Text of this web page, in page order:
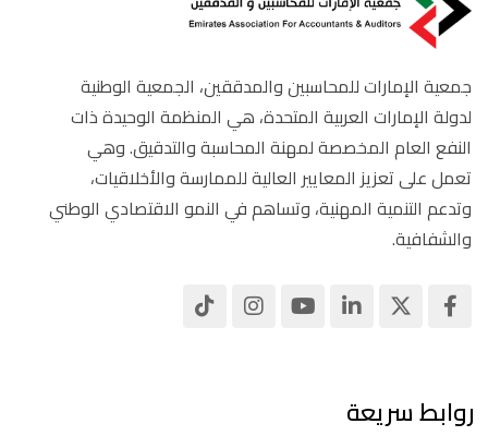
جمعية الإمارات للمحاسبين والمدققين، الجمعية الوطنية
لدولة الإمارات العربية المتحدة، هي المنظمة الوحيدة ذات
النفع العام المخصصة لمهنة المحاسبة والتدقيق. وهي
تعمل على تعزيز المعايير العالية للممارسة والأخلاقيات،
وتدعم التنمية المهنية، وتساهم في النمو الاقتصادي الوطني
والشفافية.
روابط سريعة